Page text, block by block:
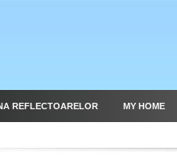
REFLECTOARELOR MY HOME